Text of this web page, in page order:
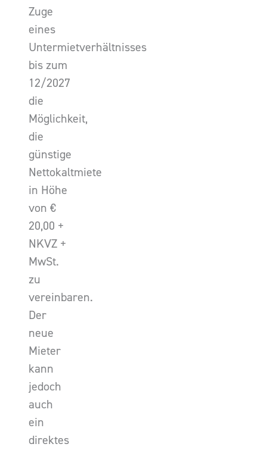
Zuge
eines
Untermietverhältnisses
bis zum
12/2027
die
Möglichkeit,
die
günstige
Nettokaltmiete
in Höhe
von €
20,00 +
NKVZ +
MwSt.
zu
vereinbaren.
Der
neue
Mieter
kann
jedoch
auch
ein
direktes